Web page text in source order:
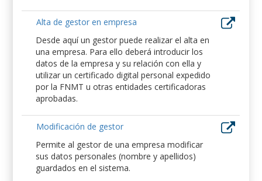
Alta de gestor en empresa
Desde aquí un gestor puede realizar el alta en
una empresa. Para ello deberá introducir los
datos de la empresa y su relación con ella y
utilizar un certificado digital personal expedido
por la FNMT u otras entidades certificadoras
aprobadas.
Modificación de gestor
Permite al gestor de una empresa modificar
sus datos personales (nombre y apellidos)
guardados en el sistema.